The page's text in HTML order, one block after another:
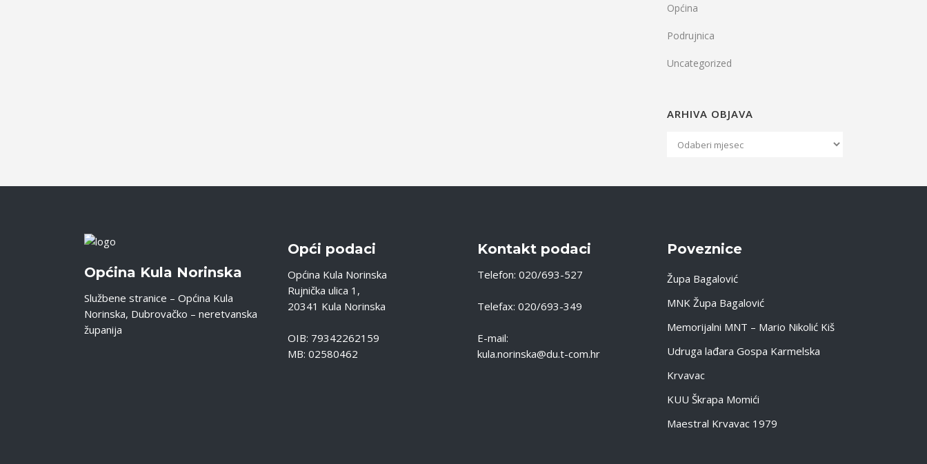
Općina
Podrujnica
Uncategorized
ARHIVA OBJAVA
Arhiva
Općina Kula Norinska
Službene stranice – Općina Kula
Norinska, Dubrovačko – neretvanska
županija
Opći podaci
Općina Kula Norinska
Rujnička ulica 1,
20341 Kula Norinska
OIB: 79342262159
MB: 02580462
Kontakt podaci
Telefon: 020/693-527
Telefax: 020/693-349
E-mail:
kula.norinska@du.t-com.hr
Poveznice
Župa Bagalović
MNK Župa Bagalović
Memorijalni MNT – Mario Nikolić Kiš
Udruga lađara Gospa Karmelska
Krvavac
KUU Škrapa Momići
Maestral Krvavac 1979